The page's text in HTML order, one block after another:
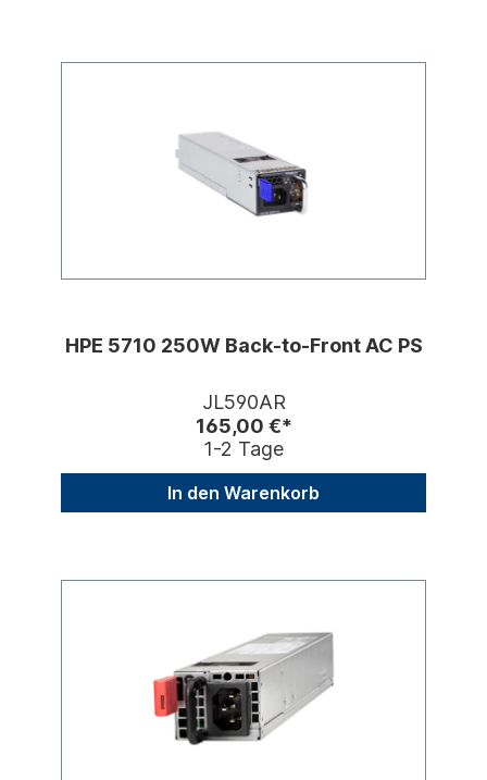
HPE 5710 250W Back-to-Front AC PS
JL590AR
165,00 €*
1-2 Tage
In den Warenkorb